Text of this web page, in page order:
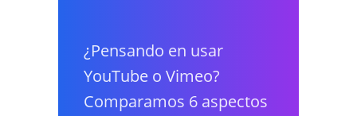
¿Pensando en usar
YouTube o Vimeo?
Comparamos 6 aspectos